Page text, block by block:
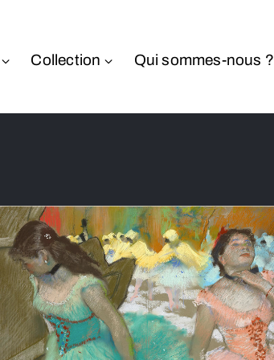
Collection Qui sommes-nous ?